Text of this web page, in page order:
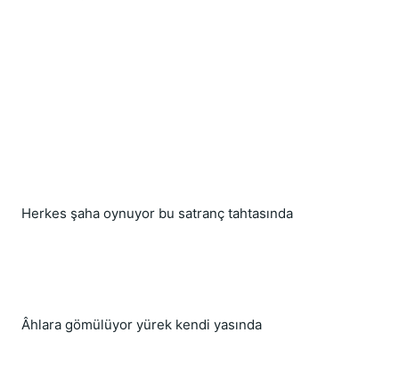
Herkes şaha oynuyor bu satranç tahtasında
Âhlara gömülüyor yürek kendi yasında